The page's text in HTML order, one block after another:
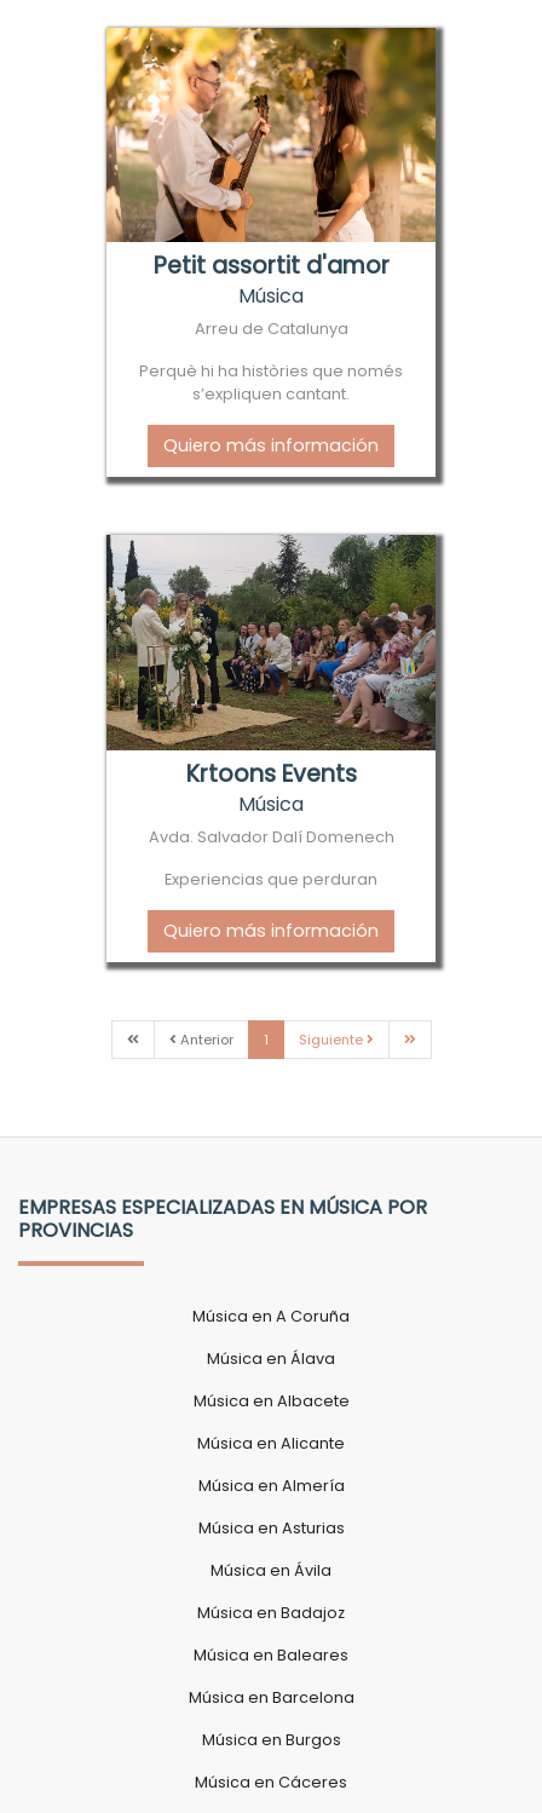
Petit assortit d'amor
Música
Arreu de Catalunya
Perquè hi ha històries que només
s’expliquen cantant.
Quiero más información
Krtoons Events
Música
Avda. Salvador Dalí Domenech
Experiencias que perduran
Quiero más información
PrimeraAnteriorAnterior
1 Siguiente SiguienteÚltima
EMPRESAS ESPECIALIZADAS EN MÚSICA POR
PROVINCIAS
Música en A Coruña
Música en Álava
Música en Albacete
Música en Alicante
Música en Almería
Música en Asturias
Música en Ávila
Música en Badajoz
Música en Baleares
Música en Barcelona
Música en Burgos
Música en Cáceres